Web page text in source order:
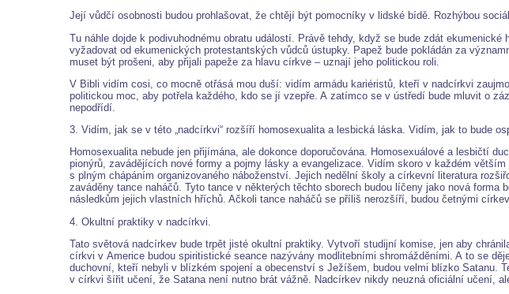
Její vůdčí osobnosti budou prohlašovat, že chtějí být pomocníky v lidské bídě. Rozhýbou
Tu náhle dojde k podivuhodnému obratu událostí. Právě tehdy, když se bude zdát
vyžadovat od ekumenických protestantských vůdců ústupky. Papež bude pokládán za
muset být prošeni, aby přijali papeže za hlavu církve – uznají jeho politickou roli.
V Bibli vidím cosi, co mocně otřásá mou duší: vidím armádu kariéristů, kteří v nadcírkvi
politickou moc, aby potřela každého, kdo se jí vzepře. A zatímco se v ústředí bude mluvit o
nepodřídí.
3. Vidím, jak se v této „nadcírkvi“ rozšíří homosexualita a lesbická láska. Vidím, jak to bude
Homosexualita nebude jen přijímána, ale dokonce doporučována. Homosexuálové a lesbičtí
pionýrů, zavádějících nové formy a pojmy lásky a evangelizace. Vidím skoro v každém
s plným chápáním organizovaného náboženství. Jejich nedělní školy a církevní literatura
zaváděny tance naháčů. Tyto tance v některých těchto sborech budou líčeny jako nová
následkům jejich vlastních hříchů. Ačkoli tance naháčů se příliš nerozšíří, budou četnými
4. Okultní praktiky v nadcírkvi.
Tato světová nadcírkev bude trpět jisté okultní praktiky. Vytvoří studijní komise, jen aby
církvi v Americe budou spiritistické seance nazývány modlitebními shromážděními. A to se
duchovní, kteří nebyli v blízkém spojení a obecenství s Ježíšem, budou velmi blízko Satanu.
v církvi šířit učení, že Satana není nutno brát vážně. Nadcírkev nikdy neuzná oficiální učení,